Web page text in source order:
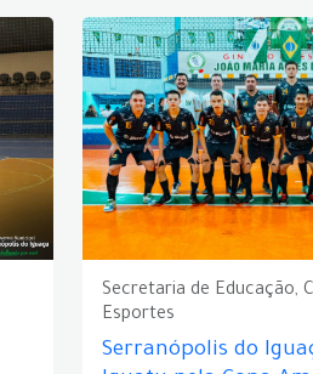
Secretaria de Educação,
Esportes
Serranópolis do